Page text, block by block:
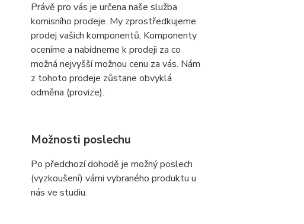
Právě pro vás je určena naše služba
komisního prodeje. My zprostředkujeme
prodej vašich komponentů, Komponenty
oceníme a nabídneme k prodeji za co
možná nejvyšší možnou cenu za vás. Nám
z tohoto prodeje zůstane obvyklá
odměna (provize).
Možnosti poslechu
Po předchozí dohodě je možný poslech
(vyzkoušení) vámi vybraného produktu u
nás ve studiu.